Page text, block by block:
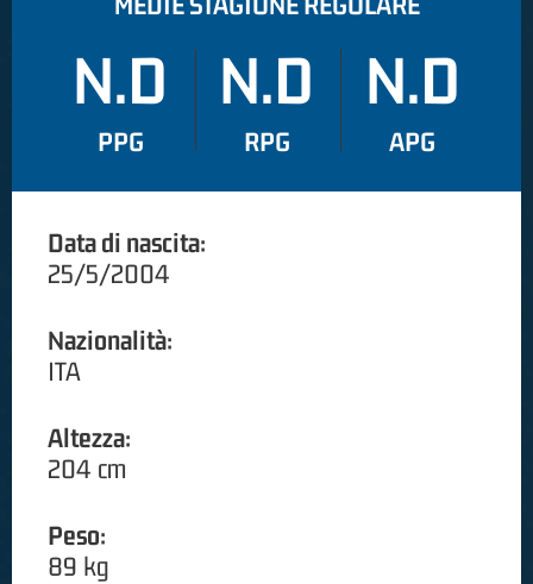
N.D
PPG
N.D
RPG
N.D
APG
Data di nascita:
25/5/2004
Nazionalità:
ITA
Altezza:
204 cm
Peso:
89 kg